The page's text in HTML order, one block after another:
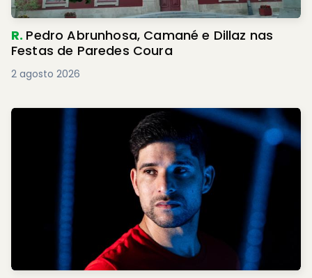
R. Pedro Abrunhosa, Camané e Dillaz nas
Festas de Paredes Coura
2 agosto 2026